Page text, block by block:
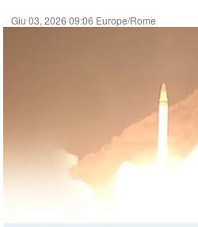
Giu 03, 2026 09:06 Europe/Rome